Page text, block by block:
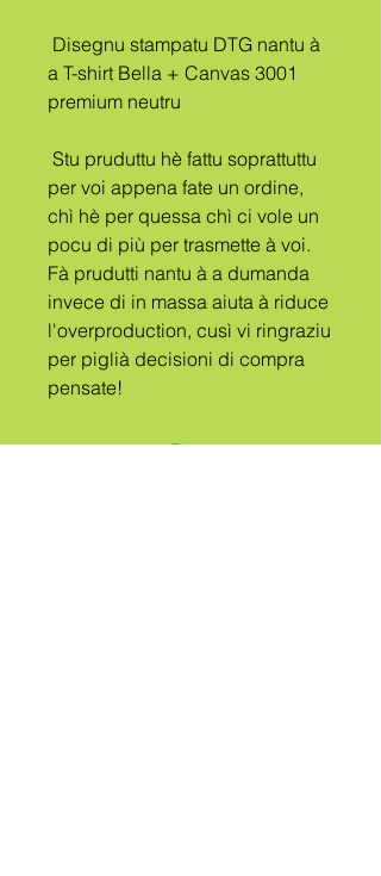
a T-shirt Bella + Canvas 3001
premium neutru
per voi appena fate un ordine,
chì hè per quessa chì ci vole un
pocu di più per trasmette à voi.
Fà prudutti nantu à a dumanda
invece di in massa aiuta à riduce
l'overproduction, cusì vi ringraziu
per piglià decisioni di compra
pensate!